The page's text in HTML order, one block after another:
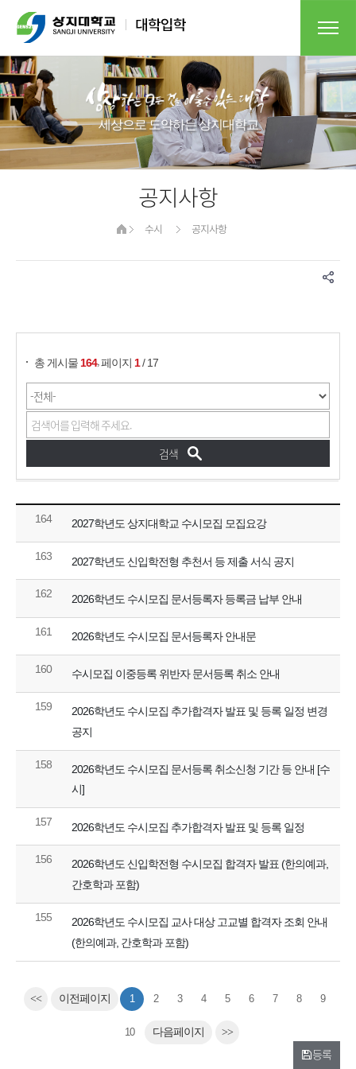
세상으로 도약하는 상지대학교​
공지사항
수시 공지사항
총 게시물 164,페이지 1/ 17
164 2027학년도 상지대학교 수시모집 모집요강
163 2027학년도 신입학전형 추천서 등 제출 서식 공지
162 2026학년도 수시모집 문서등록자 등록금 납부 안내
161 2026학년도 수시모집 문서등록자 안내문
160 수시모집 이중등록 위반자 문서등록 취소 안내
159
2026학년도 수시모집 추가합격자 발표 및 등록 일정 변경
공지
158
2026학년도 수시모집 문서등록 취소신청 기간 등 안내 [수
시]
157 2026학년도 수시모집 추가합격자 발표 및 등록 일정
156
2026학년도 신입학전형 수시모집 합격자 발표 (한의예과,
간호학과 포함)
155
2026학년도 수시모집 교사 대상 고교별 합격자 조회 안내
(한의예과, 간호학과 포함)
<< 이전페이지 1 2 3 4 5 6 7 8 9
10 다음페이지 >>
등록